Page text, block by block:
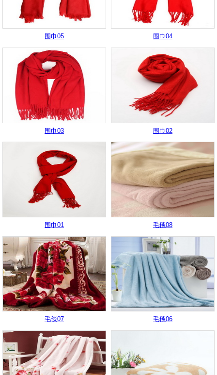
围巾05 围巾04
围巾03 围巾02
围巾01 毛毯08
毛毯07 毛毯06